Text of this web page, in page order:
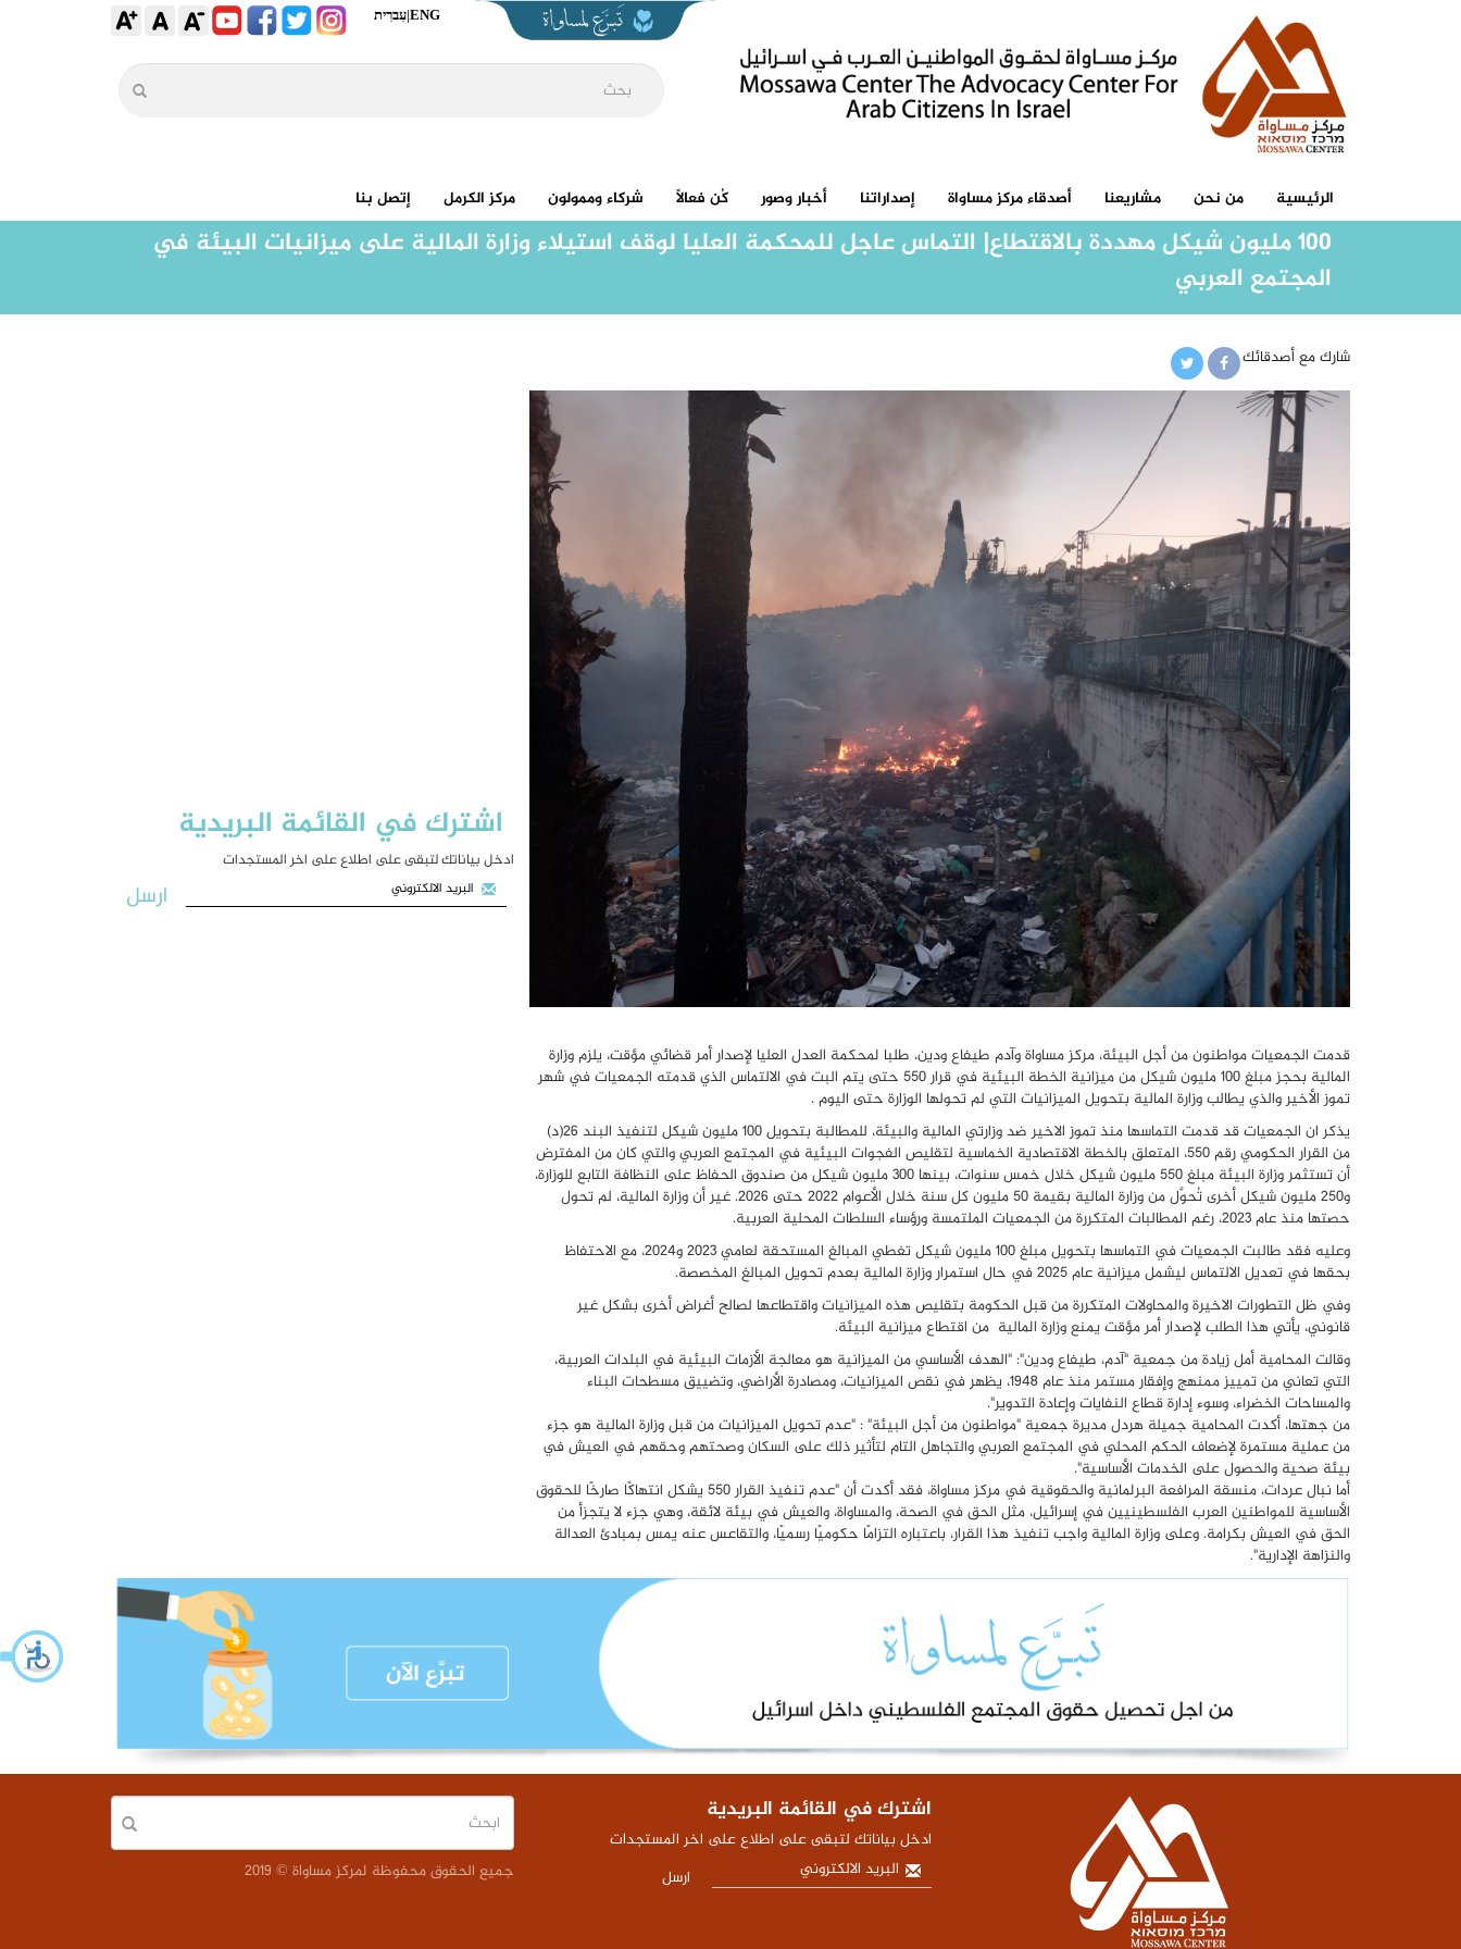
ENG
|עִברִית
الرئيسية من نحن مشاريعنا أصدقاء مركز مساواة إصداراتنا أخبار وصور كُن فعالاً شركاء وممولون مركز الكرمل إتصل بنا
100 مليون شيكل مهددة بالاقتطاع| التماس عاجل للمحكمة العليا لوقف استيلاء وزارة المالية على ميزانيات البيئة في
المجتمع العربي
شارك مع أصدقائك
قدمت الجمعيات مواطنون من أجل البيئة، مركز مساواة وآدم طيفاع ودين، طلبا لمحكمة العدل العليا لإصدار أمر قضائي مؤقت، يلزم وزارة
المالية بحجز مبلغ 100 مليون شيكل من ميزانية الخطة البيئية في قرار 550 حتى يتم البت في الالتماس الذي قدمته الجمعيات في شهر
تموز الأخير والذي يطالب وزارة المالية بتحويل الميزانيات التي لم تحولها الوزارة حتى اليوم .
يذكر ان الجمعيات قد قدمت التماسها منذ تموز الاخير ضد وزارتي المالية والبيئة، للمطالبة بتحويل 100 مليون شيكل لتنفيذ البند 26(د)
من القرار الحكومي رقم 550، المتعلق بالخطة الاقتصادية الخماسية لتقليص الفجوات البيئية في المجتمع العربي والتي كان من المفترض
أن تستثمر وزارة البيئة مبلغ 550 مليون شيكل خلال خمس سنوات، بينها 300 مليون شيكل من صندوق الحفاظ على النظافة التابع للوزارة،
و250 مليون شيكل أخرى تُحوَّل من وزارة المالية بقيمة 50 مليون كل سنة خلال الأعوام 2022 حتى 2026. غير أن وزارة المالية، لم تحول
حصتها منذ عام 2023، رغم المطالبات المتكررة من الجمعيات الملتمسة ورؤساء السلطات المحلية العربية.
وعليه فقد طالبت الجمعيات في التماسها بتحويل مبلغ 100 مليون شيكل تغطي المبالغ المستحقة لعامي 2023 و2024، مع الاحتفاظ
بحقها في تعديل الالتماس ليشمل ميزانية عام 2025 في حال استمرار وزارة المالية بعدم تحويل المبالغ المخصصة.
وفي ظل التطورات الاخيرة والمحاولات المتكررة من قبل الحكومة بتقليص هذه الميزانيات واقتطاعها لصالح أغراض أخرى بشكل غير
قانوني، يأتي هذا الطلب لإصدار أمر مؤقت يمنع وزارة المالية من اقتطاع ميزانية البيئة.
وقالت المحامية أمل زيادة من جمعية "آدم، طيفاع ودين": "الهدف الأساسي من الميزانية هو معالجة الأزمات البيئية في البلدات العربية،
التي تعاني من تمييز ممنهج وإفقار مستمر منذ عام 1948، يظهر في نقص الميزانيات، ومصادرة الأراضي، وتضييق مسطحات البناء
والمساحات الخضراء، وسوء إدارة قطاع النفايات وإعادة التدوير".
من جهتها، أكدت المحامية جميلة هردل مديرة جمعية "مواطنون من أجل البيئة" : "عدم تحويل الميزانيات من قبل وزارة المالية هو جزء
من عملية مستمرة لإضعاف الحكم المحلي في المجتمع العربي والتجاهل التام لتأثير ذلك على السكان وصحتهم وحقهم في العيش في
بيئة صحية والحصول على الخدمات الأساسية".
أما نبال عردات، منسقة المرافعة البرلمانية والحقوقية في مركز مساواة، فقد أكدت أن "عدم تنفيذ القرار 550 يشكل انتهاكًا صارخًا للحقوق
الأساسية للمواطنين العرب الفلسطينيين في إسرائيل، مثل الحق في الصحة، والمساواة، والعيش في بيئة لائقة، وهي جزء لا يتجزأ من
الحق في العيش بكرامة. وعلى وزارة المالية واجب تنفيذ هذا القرار، باعتباره التزامًا حكوميًا رسميًا، والتقاعس عنه يمس بمبادئ العدالة
والنزاهة الإدارية".
اشترك في القائمة البريدية
ادخل بياناتك لتبقى على اطلاع على اخر المستجدات
ارسل
اشترك في القائمة البريدية
ادخل بياناتك لتبقى على اطلاع على اخر المستجدات
ارسل
جميع الحقوق محفوظة لمركز مساواة © 2019